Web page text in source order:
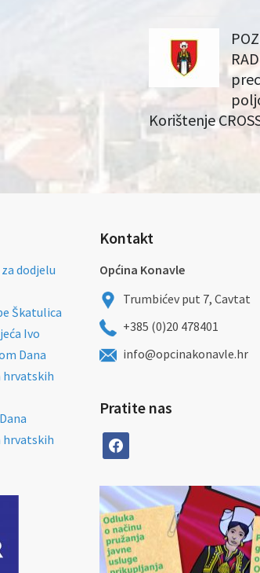
Korištenje
dodjelu
Škatulica
Ivo
Dana
hrvatskih
hrvatskih
Kontakt
Općina Konavle
Trumbićev put 7, Cavtat
+385 (0)20 478401
info@opcinakonavle.hr
Pratite nas
facebook